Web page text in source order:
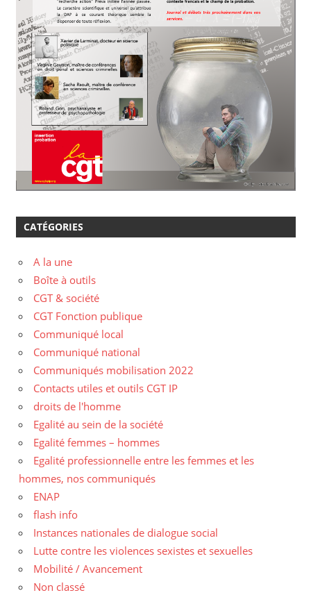
CATÉGORIES
A la une
Boîte à outils
CGT & société
CGT Fonction publique
Communiqué local
Communiqué national
Communiqués mobilisation 2022
Contacts utiles et outils CGT IP
droits de l'homme
Egalité au sein de la société
Egalité femmes – hommes
Egalité professionnelle entre les femmes et les
hommes, nos communiqués
ENAP
flash info
Instances nationales de dialogue social
Lutte contre les violences sexistes et sexuelles
Mobilité / Avancement
Non classé